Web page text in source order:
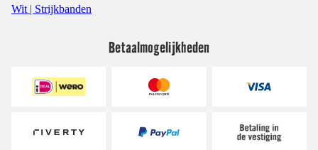
Wit | Strijkbanden
Betaalmogelijkheden